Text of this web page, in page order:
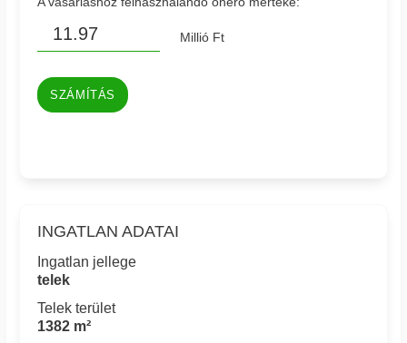
Millió Ft
SZÁMÍTÁS
INGATLAN ADATAI
Ingatlan jellege
telek
Telek terület
1382 m²